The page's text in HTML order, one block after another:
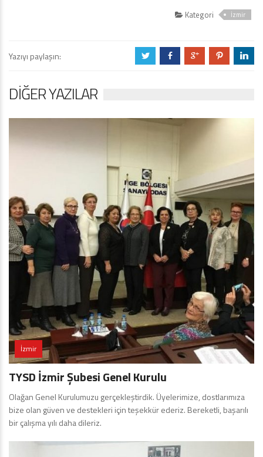
Kategori İzmir
Yazıyı paylaşın: a b c d j
DIĞER YAZILAR
İzmir
TYSD İzmir Şubesi Genel Kurulu
Olağan Genel Kurulumuzu gerçekleştirdik. Üyelerimize, dostlarımıza
bize olan güven ve destekleri için teşekkür ederiz. Bereketli, başarılı
bir çalışma yılı daha dileriz.